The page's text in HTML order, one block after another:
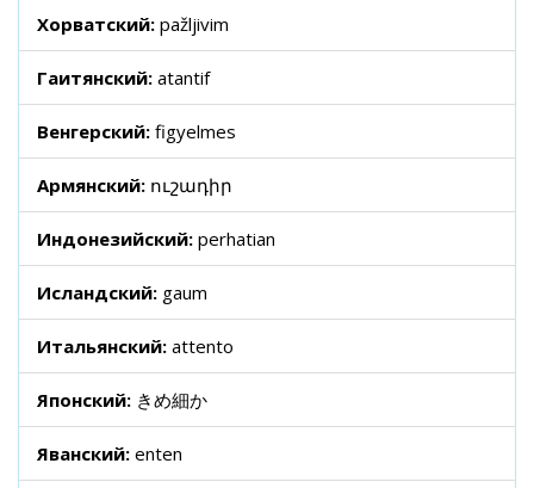
Хорватский: pažljivim
Гаитянский: atantif
Венгерский: figyelmes
Армянский: ուշադիր
Индонезийский: perhatian
Исландский: gaum
Итальянский: attento
Японский: きめ細か
Яванский: enten